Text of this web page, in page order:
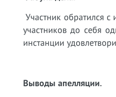
Участник обратился
участников до себя
инстанции
Выводы апелляции.